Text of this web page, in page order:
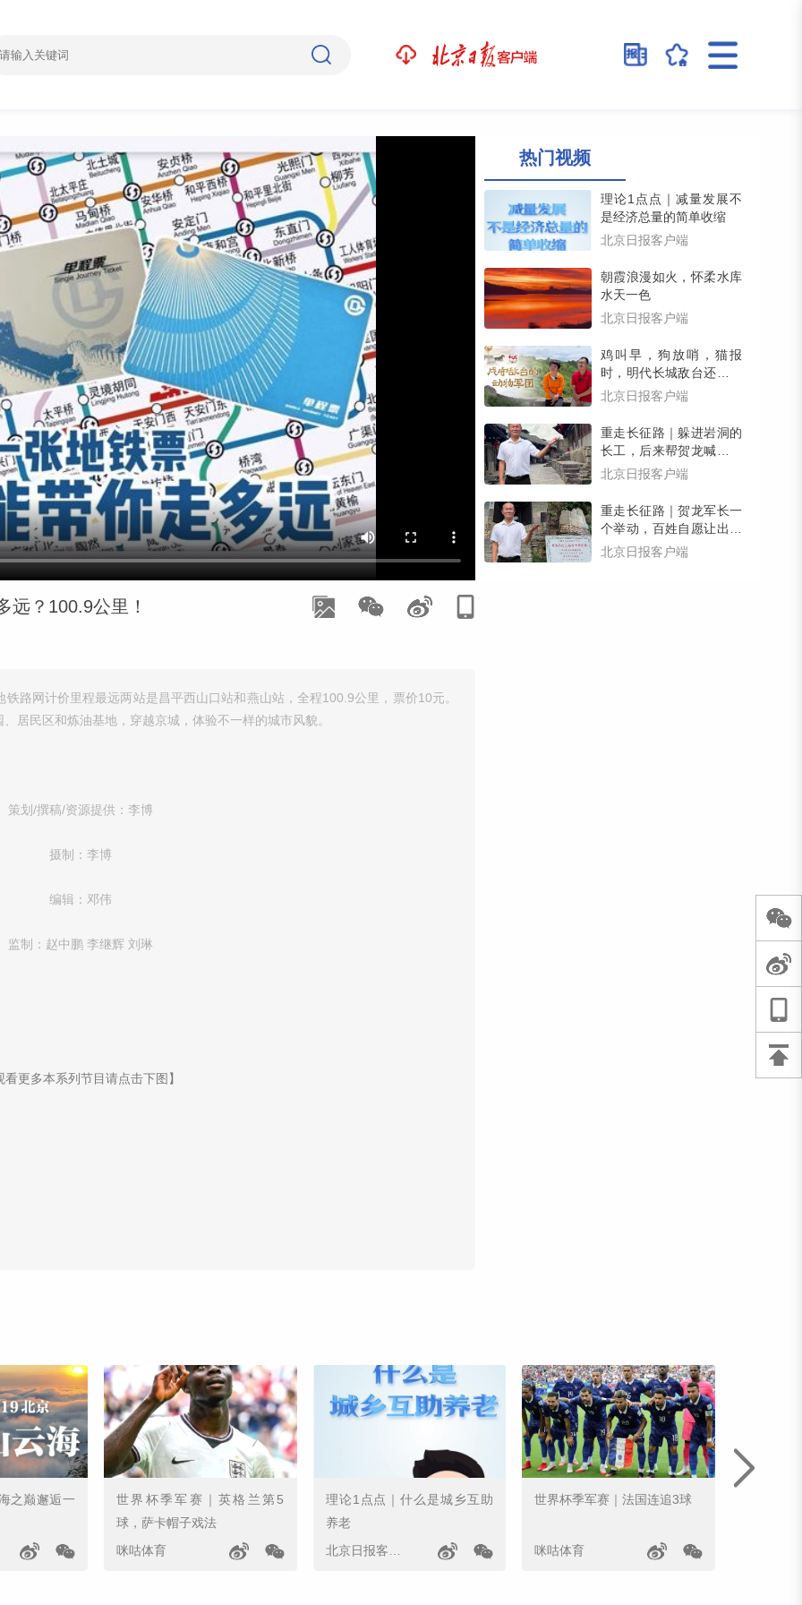
热门视频
理论1点点｜减量发展不
是经济总量的简单收缩
北京日报客户端
朝霞浪漫如火，怀柔水库
水天一色
北京日报客户端
鸡叫早，狗放哨，猫报
时，明代长城敌台还藏着
一支动物戍守军团（留言
北京日报客户端
重走长征路｜躲进岩洞的
长工，后来帮贺龙喊回了
逃跑的乡亲们，壮大了红
北京日报客户端
重走长征路｜贺龙军长一
个举动，百姓自愿让出家
宅，红三军在南腰界有了
北京日报客户端
远？100.9公里！
路网计价里程最远两站是昌平西山口站和燕山站，全程100.9公里，票价10元。
居民区和炼油基地，穿越京城，体验不一样的城市风貌。
策划/撰稿/资源提供：李博
摄制：李博
编辑：邓伟
监制：赵中鹏 李继辉 刘琳
看更多本系列节目请点击下图】
之巅邂逅一
世界杯季军赛｜英格兰第5
球，萨卡帽子戏法
咪咕体育
理论1点点｜什么是城乡互助
养老
世界杯季军赛｜法国连追3球
咪咕体育